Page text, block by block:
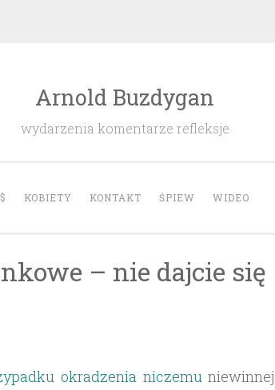
Arnold Buzdygan
wydarzenia komentarze refleksje
$ KOBIETY KONTAKT ŚPIEW WIDEO
– nie dajcie się
okradzenia niczemuniewinnej